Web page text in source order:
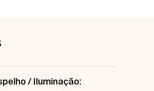
/ Iluminação: